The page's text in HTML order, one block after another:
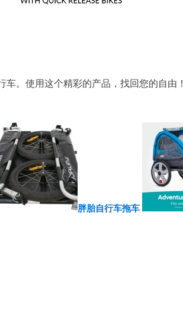
。使用这个精彩的产品，找回您的自由！
胖胎自行车拖车